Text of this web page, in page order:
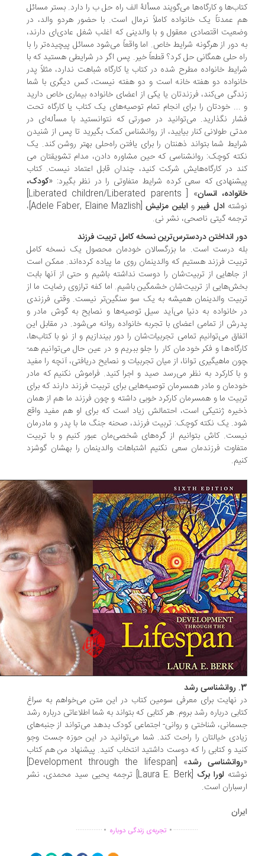
و کارگاه­‌ها می­‌گویند مسألۀ الف راه حل ب را دارد. بستر مسائل
عمدتاً یک خانواده کاملاً نرمال است. با حضور هردو والد، در
اقتصادی معقول و با والدینی که اغلب شغل عادی­‌ای دارند،
دور از هرگونه شرایط خاص. اما واقعاً می‌­شود مسائل پیچیده­‌تر را با
حلی همگانی حل کرد؟ قطعاً خیر. پس اگر در شرایطی هستید که با
خانواده مطرح شده در کتاب یا کارگاه شباهت ندارد، مثلاً پدر
دو هفته خانه است و دو هفته نیست، کس دیگری با شما
می­‌کند، فرزندتان یا یکی از اعضای خانواده بیماری خاص دارید
خودتان را برای انجام تمام توصیه­‌های یک کتاب یا کارگاه تحت
نگذارید. می‌توانید در صورتی که نتوانستید با مسأله­‌ای در
طولانی کنار بیایید، از روانشناس کمک بگیرید تا پس از شنیدن
شما بتواند ذهنتان را برای یافتن راه‌حلی بهتر روشن کند. یک
کوچک: روانشناسی که حین مشاوره دادن، مدام تشویقتان می­‌
در کارگاه‌‌هایش شرکت کنید، چندان قابل اعتماد نیست. کتاب
که سعی کرده شرایط متفاوتی را در نظر بگیرد: «کودک،
انسان
» [ Liberated children‬/‎Liberated parents]
ادل فیبرو ایلین مزلیش
[Adele Faber, Elaine Mazlish]،
گیتی ناصحی، نشر نی.
انداختن دردسترس‌­ترین نسخه کامل تربیت فرزند
درست است. ما بزرگسالان خودمان محصول یک نسخه­ کامل
فرزند هستیم که والدینمان روی ما پیاده کرده­‌اند. ممکن است
جاهایی از تربیت‌شان را دوست نداشته باشیم و حتی از آن­ها بابت
از تربیت‌شان خشمگین باشیم. اما کفه­ ترازوی رضایت ما از
والدینمان همیشه به یک سو سنگین‌­تر نیست. وقتی فرزندی
خانواده به دنیا می­‌آید سیل توصیه­‌ها و نصایح به گوش مادر و
از تمامی اعضای با تجربه خانواده روانه می‌­شود. در مقابل این
می­‌توانیم تمامی تجربیات‌شان را دور بیندازیم و از نو با کتاب­‌ها،
و فکر خودمان کار را جلو ببریم و در عین حال می‌­توانیم هم­
ماهیگیری توانا، از میان تجربیات و نصایح دریافتی، آنچه را مفید
کارکرد به نظر می‌­رسد صید و اجرا کنید. فراموش نکنیم که مادر
و مادر همسرمان توصیه­‌هایی برای تربیت فرزند دارند که برای
ما و همسرمان کارکرد خوبی داشته و چون فرزند ما هم از همان
ژنتیکی است، احتمالش زیاد است که برای او هم مفید واقع
یک نکته­ کوچک: تربیت فرزند، صحنه جنگ ما با پدر و مادرمان
کاش بتوانیم از گره­‌های شخصی­‌مان عبور کنیم و با تربیت
فرزندمان سعی نکنیم اشتباهات والدینمان را بهشان گوشزد
نهایت برای معرفی سومین کتاب در این متن می­‌خواهم به سراغ
درباره رشد بروم. هر کتابی که بتواند به شما اطلاعاتی درباره رشد
شناختی و روانی- اجتماعی کودک بدهد می‌­تواند از جنبه­‌های
خیالتان را راحت کند. شما می­‌توانید در این حوزه جست وجو
و کتابی را که دوست داشتید انتخاب کنید. پیشنهاد من هم کتاب
رشد
» [Development through the lifespan]
لورا برک
[Laura E. Berk] ترجمه­ یحیی سید محمدی، نشر
است.
............... .تجربه‌ی زندگی دوباره ...............